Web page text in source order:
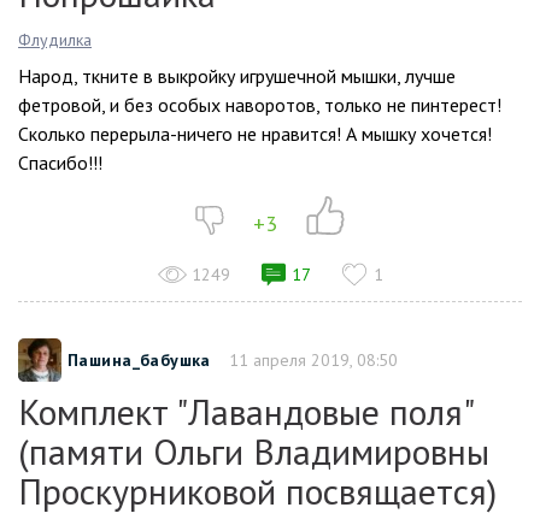
Флудилка
Народ, ткните в выкройку игрушечной мышки, лучше
фетровой, и без особых наворотов, только не пинтерест!
Сколько перерыла-ничего не нравится! А мышку хочется!
Спасибо!!!
+3
1249 17 1
Пашина_бабушка 11 апреля 2019, 08:50
Комплект "Лавандовые поля"
(памяти Ольги Владимировны
Проскурниковой посвящается)